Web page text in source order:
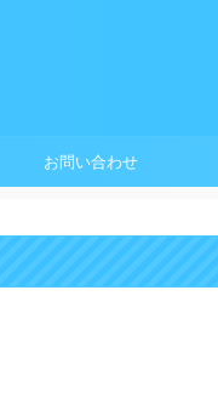
お問い合わせ